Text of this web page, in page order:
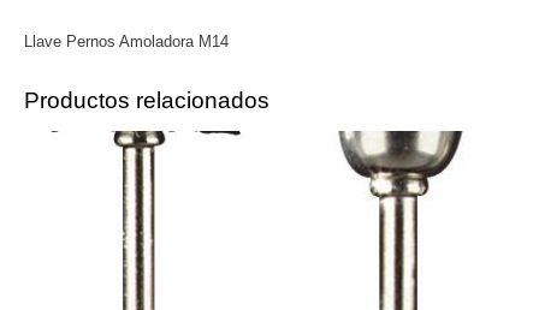
Llave Pernos Amoladora M14
Productos relacionados